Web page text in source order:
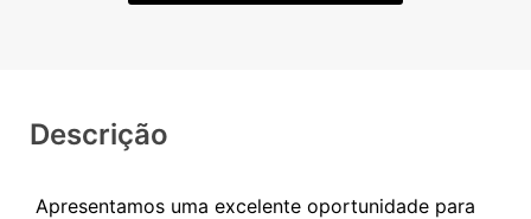
Descrição
Apresentamos uma excelente oportunidade para